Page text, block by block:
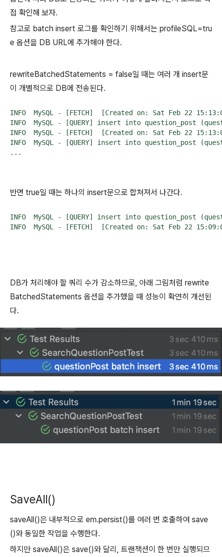
접 확인해 보자.
참고로 batch insert 로그를 확인하기 위해서는 profileSQL=tru
e 옵션을 DB URL에 추가해야 한다.
rewriteBatchedStatements = false일 때는 여러 개 insert문
이 개별적으로 DB에 전송된다.
INFO  MySQL - [FETCH]  [Created on: Sat Feb 22 15:13:06 KST 2025, duration: 0,
INFO  MySQL - [QUERY] insert into question_post
INFO  MySQL - [FETCH]  [Created on: Sat Feb 22 15:13:06 KST 2025, duration: 0,
INFO  MySQL - [QUERY] insert into question_post
...
반면 true일 때는 하나의 insert문으로 합쳐져서 나간다.
INFO  MySQL - [QUERY] insert into question_post
DB가 처리해야 할 쿼리 수가 감소하므로, 아래 그림처럼 rewrite
BatchedStatements 옵션을 추가했을 때 성능이 확연히 개선된
다.
SaveAll()
saveAll()은 내부적으로 em.persist()를 여러 번 호출하여 save
()와 동일한 작업을 수행한다.
하지만 saveAll()은 save()와 달리, 트랜잭션이 한 번만 실행되므